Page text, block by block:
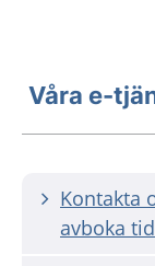
Våra e-
Kontakta
avboka tid